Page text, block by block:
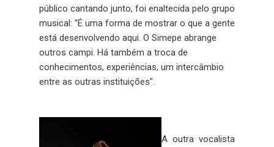
público cantando junto, foi enaltecida pelo grupo
musical: “É uma forma de mostrar o que a gente
está desenvolvendo aqui. O Simepe abrange
outros campi. Há também a troca de
conhecimentos, experiências, um intercâmbio
entre as outras instituições".
A outra vocalista